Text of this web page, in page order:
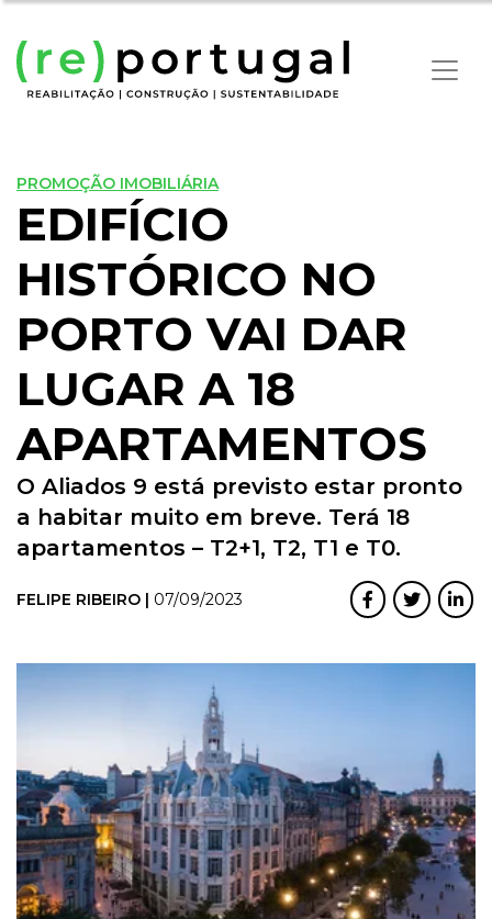
PROMOÇÃO IMOBILIÁRIA
EDIFÍCIO
HISTÓRICO NO
PORTO VAI DAR
LUGAR A 18
APARTAMENTOS
O Aliados 9 está previsto estar pronto
a habitar muito em breve. Terá 18
apartamentos – T2+1, T2, T1 e T0.
FELIPE RIBEIRO | 07/09/2023